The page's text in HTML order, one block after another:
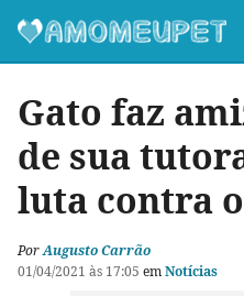
Gato faz
de sua
luta contra
PorAugusto Carrão
01/04/2021 às 17:05 emNotícias